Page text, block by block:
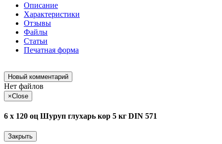
Описание
Характеристики
Отзывы
Файлы
Статьи
Печатная форма
Новый комментарий
Нет файлов
×Close
6 х 120 оц Шуруп глухарь кор 5 кг DIN 571
Закрыть